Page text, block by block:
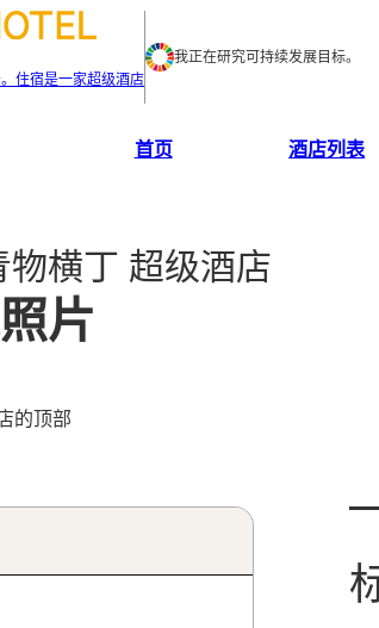
住宿是一家超级酒店
我正在研究可持续发展目标。
首页 酒店列表
物横丁 超级酒店
片
的顶部